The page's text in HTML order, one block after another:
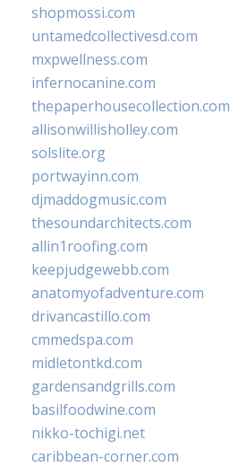
shopmossi.com
untamedcollectivesd.com
mxpwellness.com
infernocanine.com
thepaperhousecollection.com
allisonwillisholley.com
solslite.org
portwayinn.com
djmaddogmusic.com
thesoundarchitects.com
allin1roofing.com
keepjudgewebb.com
anatomyofadventure.com
drivancastillo.com
cmmedspa.com
midletontkd.com
gardensandgrills.com
basilfoodwine.com
nikko-tochigi.net
caribbean-corner.com